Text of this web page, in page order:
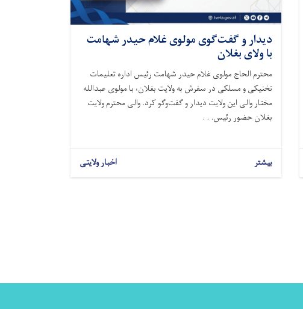
دیدار و گفت‌گوی مولوی غلام حیدر شهامت
با ولای بغلان
محترم الحاج مولوی غلام حیدر شهامت رئیس اداره تعلیمات
تخنیکی و مسلکی در سفرش به ولایت بغلان، با مولوی عبدالله
مختار والی این ولایت دیدار و گفت‌وگو کرد. والی محترم ولایت
بغلان حضور رئیس. . .
بیشتر اخبار ولایتی